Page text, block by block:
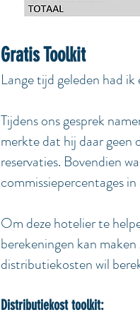
Gratis Toolkit
Lange tijd geleden had
Tijdens ons gesprek
merkte dat hij daar geen
reservaties. Bovendien
commissiepercentages
Om deze hotelier te
berekeningen kan
distributiekosten wil
Distributiekost toolkit: